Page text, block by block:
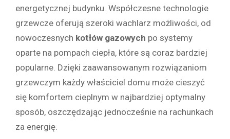
energetycznej budynku. Współczesne technologie
grzewcze oferują szeroki wachlarz możliwości, od
nowoczesnych kotłów gazowych po systemy
oparte na pompach ciepła, które są coraz bardziej
popularne. Dzięki zaawansowanym rozwiązaniom
grzewczym każdy właściciel domu może cieszyć
się komfortem cieplnym w najbardziej optymalny
sposób, oszczędzając jednocześnie na rachunkach
za energię.